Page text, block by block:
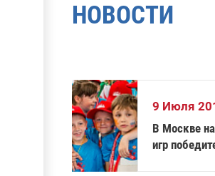
НОВОСТИ
9 Июля
В Москве
игр